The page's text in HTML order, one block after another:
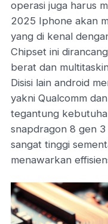
operasi juga harus
2025 Iphone akan
yang di kenal
Chipset ini
berat dan
Disisi lain android
yakni Qualcomm
tegantung
snapdragon 8 gen
sangat tinggi
menawarkan